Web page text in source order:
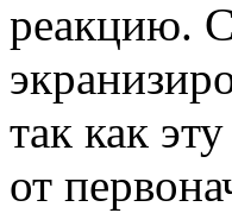
реакцию.
так как
от